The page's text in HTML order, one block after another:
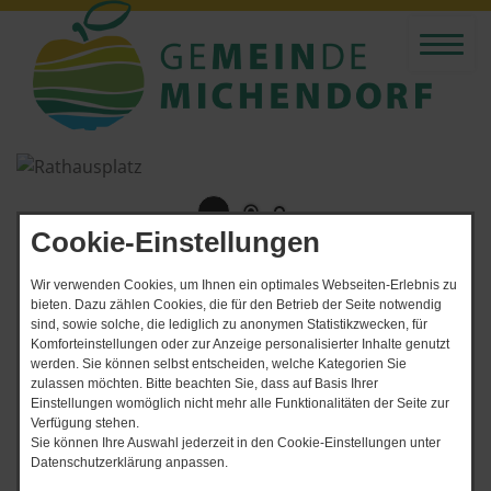
Cookie-Einstellungen
Wir verwenden Cookies, um Ihnen ein optimales Webseiten-Erlebnis zu
bieten. Dazu zählen Cookies, die für den Betrieb der Seite notwendig
sind, sowie solche, die lediglich zu anonymen Statistikzwecken, für
Komforteinstellungen oder zur Anzeige personalisierter Inhalte genutzt
werden. Sie können selbst entscheiden, welche Kategorien Sie
zulassen möchten. Bitte beachten Sie, dass auf Basis Ihrer
Einstellungen womöglich nicht mehr alle Funktionalitäten der Seite zur
Verfügung stehen.
Sie können Ihre Auswahl jederzeit in den Cookie-Einstellungen unter
Datenschutzerklärung anpassen.
Unsere Serviceleistungen
Alle Formulare und Ansprechpartner im Online-
Serviceportal[mehr]
Aktuelle
Meldungen